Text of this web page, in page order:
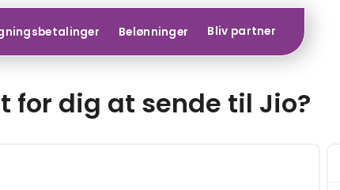
Belønninger Bliv partner
for dig at sende til Jio?